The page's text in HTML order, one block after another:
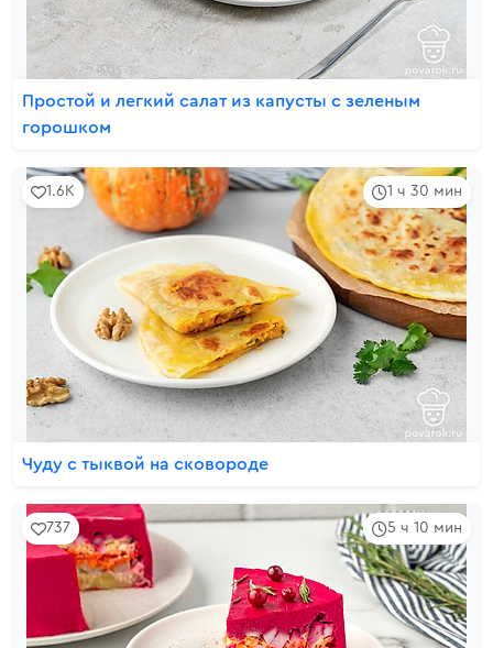
Простой и легкий салат из капусты с зеленым
горошком
1 ч 30 мин
1.6K
Чуду с тыквой на сковороде
5 ч 10 мин
737